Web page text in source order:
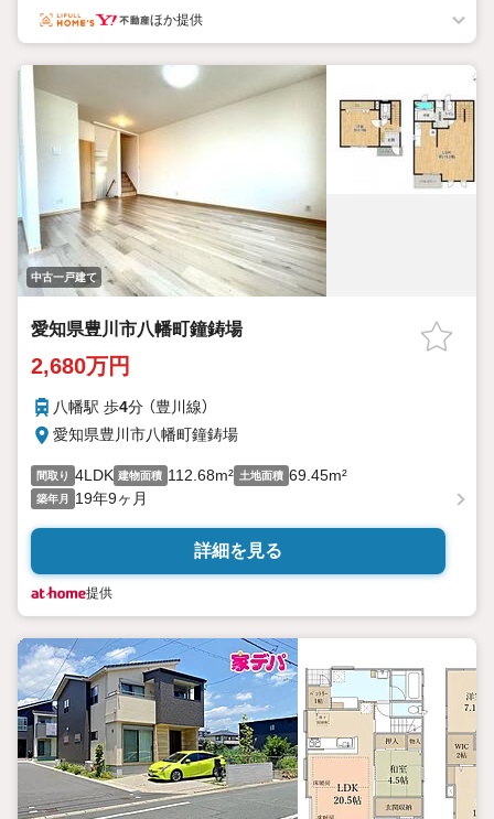
ほか提供
中古一戸建て
愛知県豊川市八幡町鐘鋳場
2,680万円
八幡駅 歩4分 （豊川線）
愛知県豊川市八幡町鐘鋳場
間取り 4LDK 建物面積 112.68m² 土地面積 69.45m²
築年月 19年9ヶ月
詳細を見る
提供